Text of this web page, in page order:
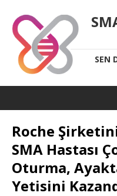
SEN
Roche
SMA Hastası
Oturma,
Yetisini